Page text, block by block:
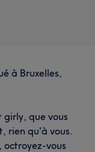
à Bruxelles,
girly, que vous
rien qu'à vous.
octroyez-vous